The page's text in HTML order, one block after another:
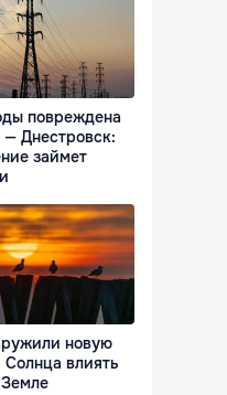
повреждена
Днестровск:
займет
новую
Солнца влиять